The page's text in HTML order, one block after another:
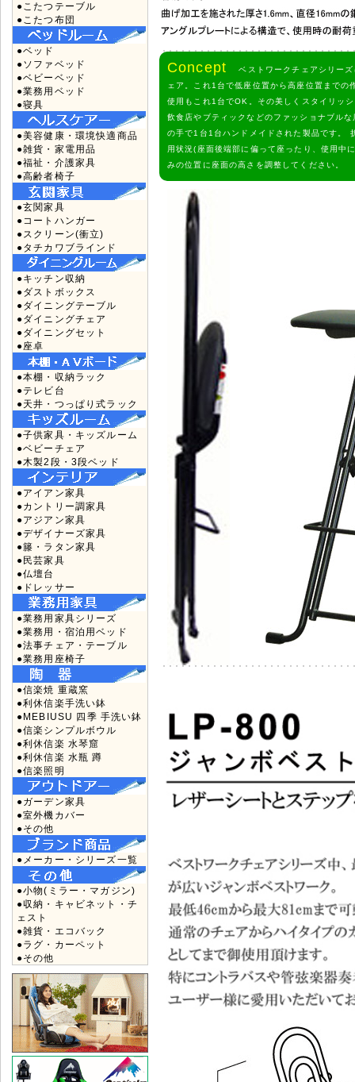
●こたつテーブル
●こたつ布団
●ベッド
●ソファベッド
●ベビーベッド
●業務用ベッド
●寝具
●美容健康・環境快適商品
●雑貨・家電用品
●福祉・介護家具
●高齢者椅子
●玄関家具
●コートハンガー
●スクリーン(衝立)
●タチカワブラインド
●キッチン収納
●ダストボックス
●ダイニングテーブル
●ダイニングチェア
●ダイニングセット
●座卓
●本棚・収納ラック
●テレビ台
●天井・つっぱり式ラック
●子供家具・キッズルーム
●ベビーチェア
●木製2段・3段ベッド
●アイアン家具
●カントリー調家具
●アジアン家具
●デザイナーズ家具
●籐・ラタン家具
●民芸家具
●仏壇台
●ドレッサー
●業務用家具シリーズ
●業務用・宿泊用ベッド
●法事チェア・テーブル
●業務用座椅子
●信楽焼 重蔵窯
●利休信楽手洗い鉢
●MEBIUSU 四季 手洗い鉢
●信楽シンプルボウル
●利休信楽 水琴窟
●利休信楽 水瓶 蹲
●信楽照明
●ガーデン家具
●室外機カバー
●その他
●メーカー・シリーズ一覧
●小物(ミラー・マガジン)
●収納・キャビネット・チ
ェスト
●雑貨・エコバック
●ラグ・カーペット
●その他
Concept
ベストワークチェアシリーズ
ェア。これ1台で低座位置から高座位置まで
使用もこれ1台でOK。その美しくスタイリッ
飲食店やブティックなどのファッショナブル
の手で1台1台ハンドメイドされた製品です。
用状況(座面後端部に偏って座ったり、使用中
みの位置に座面の高さを調整してください。